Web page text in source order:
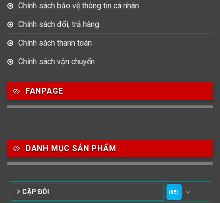
Chính sách bảo vệ thông tin cá nhân
Chính sách đổi, trả hàng
Chính sách thanh toán
Chính sách vận chuyển
FANPAGE
DANH MỤC SẢN PHẨM
CẶP ĐÔI (85)